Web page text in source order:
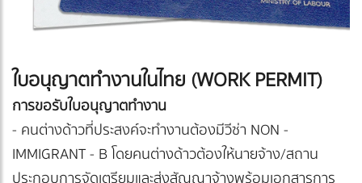
ใบอนุญาตทำงานในไทย (WORK PERMIT)
การขอรับใบอนุญาตทำงาน
- คนต่างด้าวที่ประสงค์จะทำงานต้องมีวีซ่า NON -
IMMIGRANT - B โดยคนต่างด้าวต้องให้นายจ้าง/สถาน
ประกอบการจัดเตรียมและส่งสัญญาจ้างพร้อมเอกสารการ